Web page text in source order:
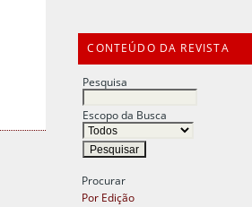
CONTEÚDO DA REVISTA
Pesquisa
Escopo da Busca
Procurar
Por Edição